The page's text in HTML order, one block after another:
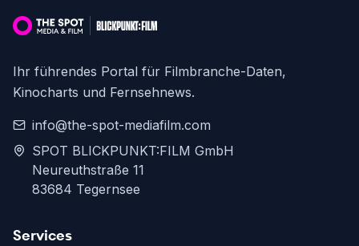
Ihr führendes Portal für Filmbranche-Daten,
Kinocharts und Fernsehnews.
info@the-spot-mediafilm.com
SPOT BLICKPUNKT:FILM GmbH
Neureuthstraße 11
83684 Tegernsee
Services